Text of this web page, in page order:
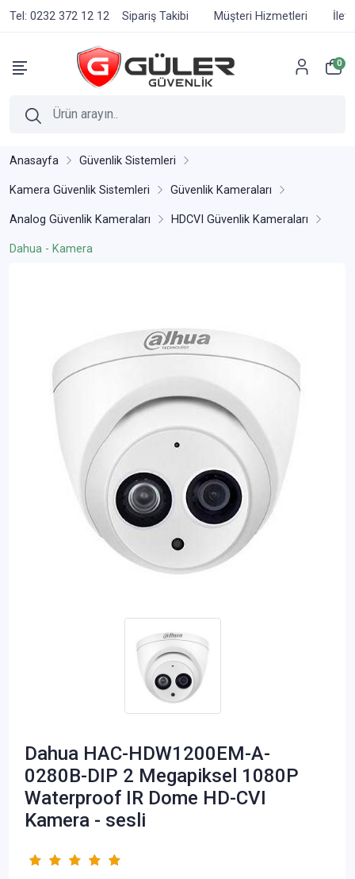
Tel: 0232 372 12 12 Sipariş Takibi Müşteri Hizmetleri
0
Anasayfa Güvenlik Sistemleri
Kamera Güvenlik Sistemleri Güvenlik Kameraları
Analog Güvenlik Kameraları HDCVI Güvenlik Kameraları
Dahua - Kamera
Dahua HAC-HDW1200EM-A-
0280B-DIP 2 Megapiksel 1080P
Waterproof IR Dome HD-CVI
Kamera - sesli